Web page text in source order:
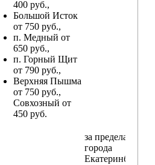
400 руб.,
Большой Исток
от 750 руб.,
п. Медный от
650 руб.,
п. Горный Щит
от 790 руб.,
Верхняя Пышма
от 750 руб.,
Совхозный от
450 руб.
за пределами
города
Екатеринбург